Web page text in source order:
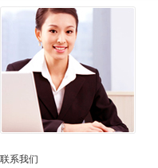
联系我们